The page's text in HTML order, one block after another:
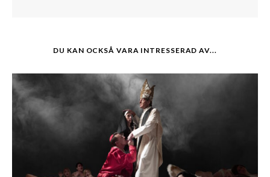
DU KAN OCKSÅ VARA INTRESSERAD AV...